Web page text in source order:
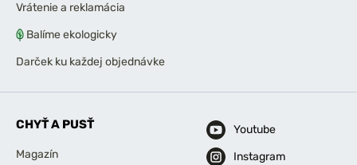
Vrátenie a reklamácia
Balíme ekologicky
Darček ku každej objednávke
CHYŤ A PUSŤ
Magazín
Youtube
Instagram